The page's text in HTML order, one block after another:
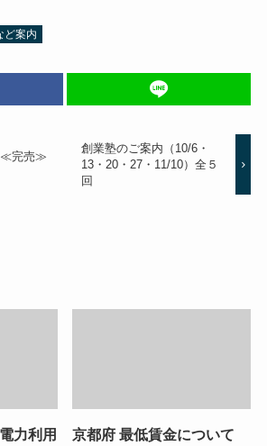
ど案内
≪完売≫
創業塾のご案内（10/6・
13・20・27・11/10）全５
回
力利用
京都府 最低賃金について